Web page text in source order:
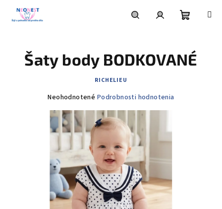
obsah
košík
Šaty body BODKOVANÉ
RICHELIEU
Priemerné
produktu
je
0,0
hviezdičiek.
Neohodnotené Podrobnosti hodnotenia